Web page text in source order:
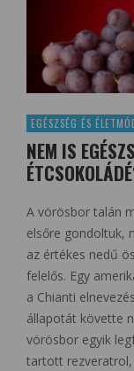
EGÉSZSÉG ÉS
NEM IS
A vörösbor talán
elsőre gondoltuk,
az értékes nedű
felelős. Egy
a Chianti
állapotát követte
vörösbor egyik
tartott